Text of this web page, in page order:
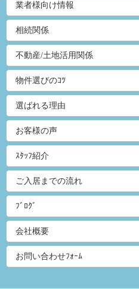
業者様向け情報
相続関係
不動産/土地活用関係
物件選びのｺﾂ
選ばれる理由
お客様の声
ｽﾀｯﾌ紹介
ご入居までの流れ
ﾌﾞﾛｸﾞ
会社概要
お問い合わせﾌｫｰﾑ